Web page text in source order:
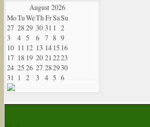
August 2026
MoTuWeTh FrSaSu
27 2829 30 31 1 2
3
4 5 6 7 8 9
10 11 12 13 14 15 16
17 18 19 20 21 2223
24 25 26 27 282930
31 1 2 3 4 5 6